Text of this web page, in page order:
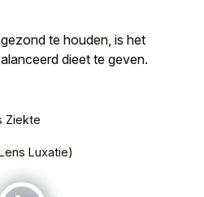
te houden, is het
dieet te geven.
Ziekte
Luxatie)